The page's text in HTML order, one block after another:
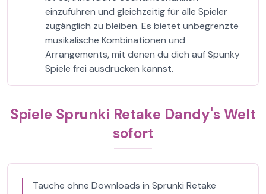
einzuführen und gleichzeitig für alle Spieler
zugänglich zu bleiben. Es bietet unbegrenzte
musikalische Kombinationen und
Arrangements, mit denen du dich auf Spunky
Spiele frei ausdrücken kannst.
Spiele Sprunki Retake Dandy's Welt
sofort
Tauche ohne Downloads in Sprunki Retake